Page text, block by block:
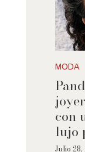
MODA
con
lujo
Julio 28,